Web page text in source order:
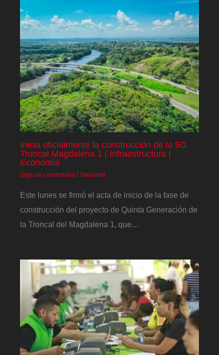
Inicia oficialmente la construcción de la 5G
Troncal Magdalena 1 | Infraestructura |
Economía
Deja un comentario / Nacional
Este lunes se firmó el acta de inicio de la fase de
construcción del proyecto de Quinta Generación de
la Troncal del Magdalena 1, que…